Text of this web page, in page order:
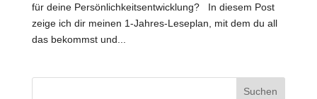
für deine Persönlichkeitsentwicklung? In diesem Post
zeige ich dir meinen 1-Jahres-Leseplan, mit dem du all
das bekommst und...